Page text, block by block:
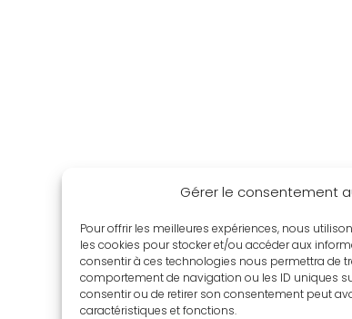
Gérer le consentement
Pour offrir les meilleures expériences, nous
les cookies pour stocker et/ou accéder aux
consentir à ces technologies nous permettra de
comportement de navigation ou les ID uniques
consentir ou de retirer son consentement peut
caractéristiques et fonctions.